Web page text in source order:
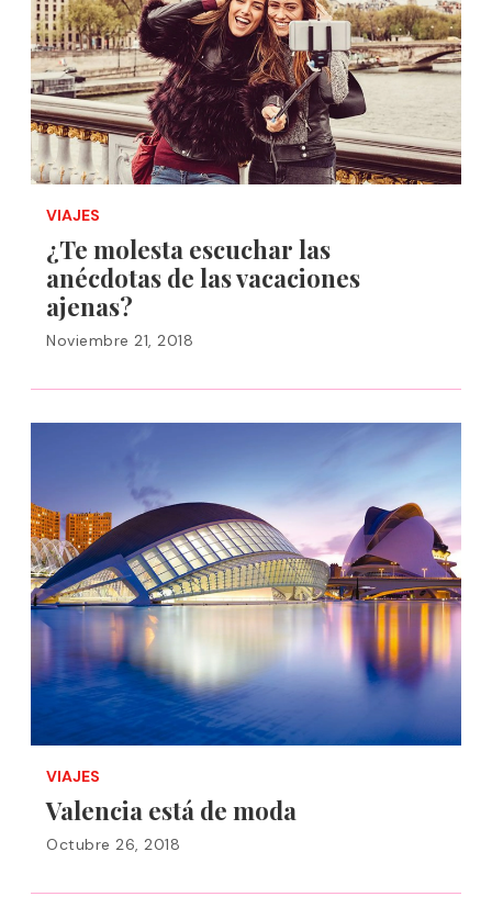
VIAJES
¿Te molesta escuchar las
anécdotas de las vacaciones
ajenas?
Noviembre 21, 2018
VIAJES
Valencia está de moda
Octubre 26, 2018